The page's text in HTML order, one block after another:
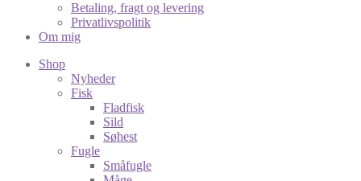
Betaling, fragt og levering
Privatlivspolitik
Om mig
Shop
Nyheder
Fisk
Fladfisk
Sild
Søhest
Fugle
Småfugle